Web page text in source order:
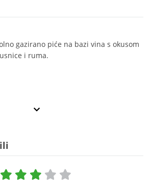
gazirano piće na bazi vina s okusom
i ruma.